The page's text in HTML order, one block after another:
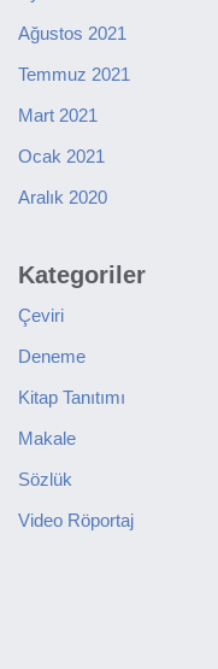
Ağustos 2021
Temmuz 2021
Mart 2021
Ocak 2021
Aralık 2020
Kategoriler
Çeviri
Deneme
Kitap Tanıtımı
Makale
Sözlük
Video Röportaj